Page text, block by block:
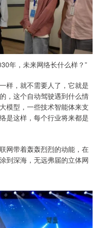
年，未来网络长什么样？”
样，就不需要人了，它就是
，这个自动驾驶遇到什么情
模型，一些技术智能体来支
是这样，每个行业将来都是
网带着轰轰烈烈的动能，在
到深海，无远弗届的立体网